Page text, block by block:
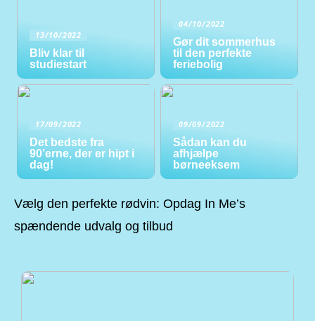
13/10/2022
Bliv klar til
studiestart
04/10/2022
Gør dit sommerhus
til den perfekte
feriebolig
17/09/2022
Det bedste fra
90’erne, der er hipt i
dag!
09/09/2022
Sådan kan du
afhjælpe
børneeksem
Vælg den perfekte rødvin: Opdag In Me’s
spændende udvalg og tilbud